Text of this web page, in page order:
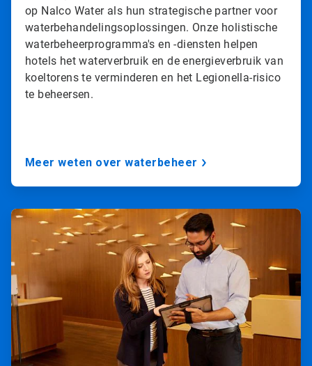
op Nalco Water als hun strategische partner voor
waterbehandelingsoplossingen. Onze holistische
waterbeheerprogramma's en -diensten helpen
hotels het waterverbruik en de energieverbruik van
koeltorens te verminderen en het Legionella-risico
te beheersen.
Meer weten over waterbeheer
A
c
e
T
3